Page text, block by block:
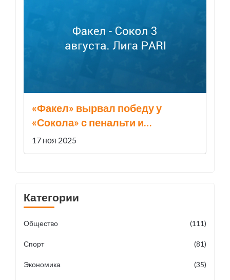
«Факел» вырвал победу у
«Сокола» с пенальти и
возглавил Первую лигу
17 ноя 2025
Категории
Общество (111)
Спорт (81)
Экономика (35)